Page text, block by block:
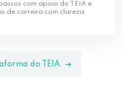
com apoio do TEIA e
de carreira com clareza.
do TEIA